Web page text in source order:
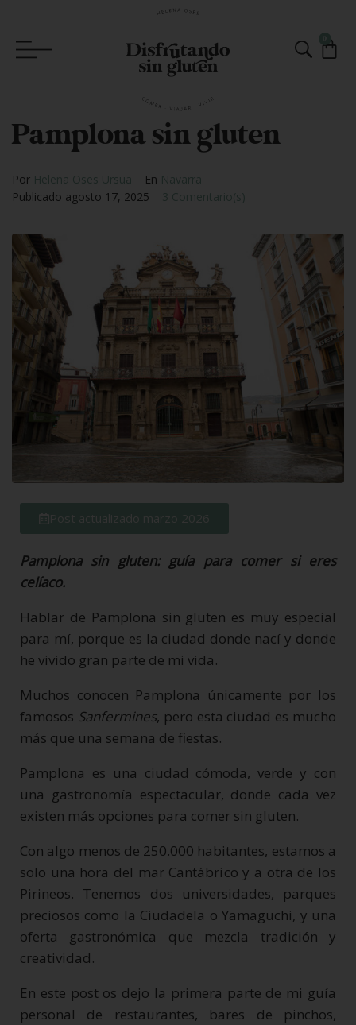
Pamplona sin gluten
Por Helena Oses Ursua En Navarra
Publicado agosto 17, 2025 3 Comentario(s)
Post actualizado marzo 2026
Pamplona sin gluten: guía para comer si eres
celíaco.
Hablar de Pamplona sin gluten es muy especial
para mí, porque es la ciudad donde nací y donde
he vivido gran parte de mi vida.
Muchos conocen Pamplona únicamente por los
famosos Sanfermines, pero esta ciudad es mucho
más que una semana de fiestas.
Pamplona es una ciudad cómoda, verde y con
una gastronomía espectacular, donde cada vez
existen más opciones para comer sin gluten.
Con algo menos de 250.000 habitantes, estamos a
solo una hora del mar Cantábrico y a otra de los
Pirineos. Tenemos dos universidades, parques
preciosos como la Ciudadela o Yamaguchi, y una
oferta gastronómica que mezcla tradición y
creatividad.
En este post os dejo la primera parte de mi guía
personal de restaurantes, bares de pinchos,